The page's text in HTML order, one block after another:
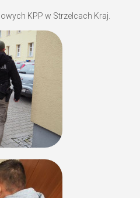
KPP w Strzelcach Kraj.